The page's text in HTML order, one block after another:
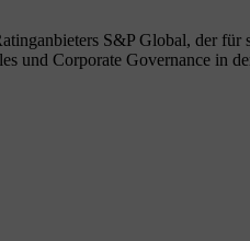
S&P Global, der
und Corporate Governance in